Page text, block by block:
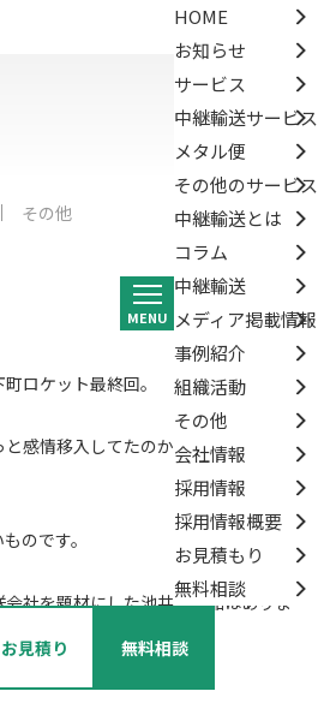
MENU
HOME
お知らせ
サービス
中継輸送サービス
メタル便
その他のサービス
中継輸送とは
コラム
中継輸送
メディア掲載情報
事例紹介
組織活動
その他
会社情報
採用情報
採用情報概要
お見積もり
無料相談
お見積り 無料相談
その他
ロケット最終回。
感情移入してたのかなと思いまし
のです。
会社を題材にした池井戸作品はありま